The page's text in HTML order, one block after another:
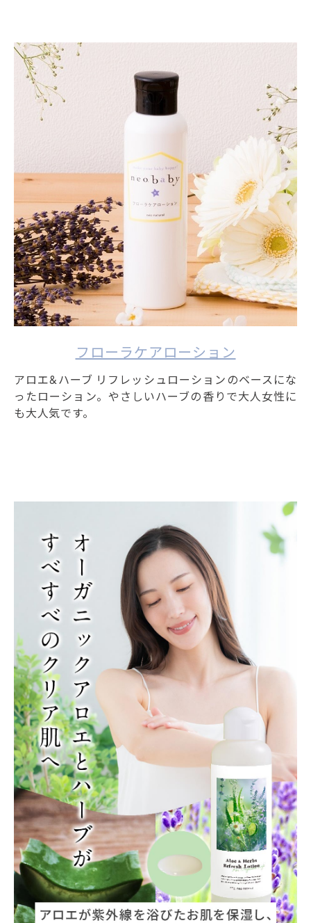
フローラケアローション
アロエ&ハーブ リフレッシュローションのベースにな
ったローション。やさしいハーブの香りで大人女性に
も大人気です。